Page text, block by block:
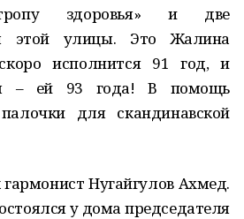
здоровья» и две
этой улицы. Это Жалина
исполнится 91 год, и
– ей 93 года! В помощь
для скандинавской
Нугайгулов Ахмед.
у дома председателя